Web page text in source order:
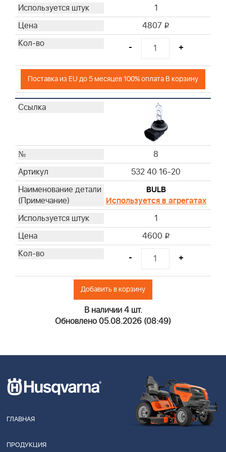
1
4807 i
- +
Поставка из EU до 5 месяцев 100% оплата В корзину
8
532 40 16-20
BULB
Используется в агрегатах
1
4600 i
- +
Добавить в корзину
В наличии 4 шт.
Обновлено 05.08.2026 (08:49)
ГЛАВНАЯ
ПРОДУКЦИЯ